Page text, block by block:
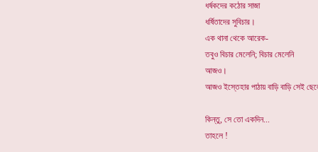
ধর্ষকদের কঠোর সাজা
ধর্ষিতাদের সুবিচার।
এক থানা থেকে আরেক-
তবুও বিচার মেলেনি; বিচার মেলেনি
আজও।
আজও ইস্তেহার পাঠায় বাড়ি বাড়ি সেই
কিন্তু, সে তো একদিন...
তাহলে !